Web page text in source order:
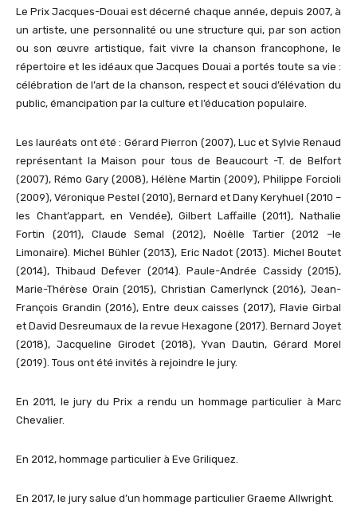
Le Prix Jacques-Douai est décerné chaque année, depuis 2007, à
un artiste, une personnalité ou une structure qui, par son action
ou son œuvre artistique, fait vivre la chanson francophone, le
répertoire et les idéaux que Jacques Douai a portés toute sa vie :
célébration de l’art de la chanson, respect et souci d’élévation du
public, émancipation par la culture et l’éducation populaire.
Les lauréats ont été : Gérard Pierron (2007), Luc et Sylvie Renaud
représentant la Maison pour tous de Beaucourt -T. de Belfort
(2007), Rémo Gary (2008), Hélène Martin (2009), Philippe Forcioli
(2009), Véronique Pestel (2010), Bernard et Dany Keryhuel (2010 –
les Chant’appart, en Vendée), Gilbert Laffaille (2011), Nathalie
Fortin (2011), Claude Semal (2012), Noëlle Tartier (2012 –le
Limonaire). Michel Bühler (2013), Eric Nadot (2013). Michel Boutet
(2014), Thibaud Defever (2014). Paule-Andrée Cassidy (2015),
Marie-Thérèse Orain (2015), Christian Camerlynck (2016), Jean-
François Grandin (2016), Entre deux caisses (2017), Flavie Girbal
et David Desreumaux de la revue Hexagone (2017). Bernard Joyet
(2018), Jacqueline Girodet (2018), Yvan Dautin, Gérard Morel
(2019). Tous ont été invités à rejoindre le jury.
En 2011, le jury du Prix a rendu un hommage particulier à Marc
Chevalier.
En 2012, hommage particulier à Eve Griliquez.
En 2017, le jury salue d’un hommage particulier Graeme Allwright.